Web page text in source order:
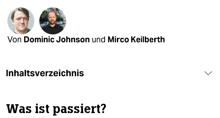
unterstützen
abo
epaper login
Von Dominic Johnson und Mirco Keilberth
Inhaltsverzeichnis
Was ist passiert?